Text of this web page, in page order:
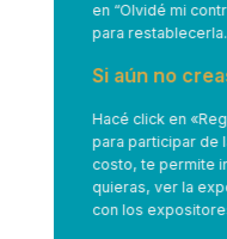
en “Olvidé mi
para restablecerla.
Si aún no
Hacé click en
para participar de
costo, te permite
quieras, ver la
con los